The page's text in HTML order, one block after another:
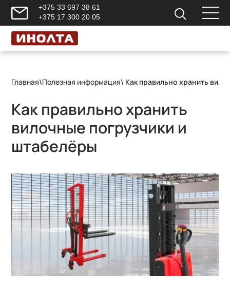
+375 33 697 38 61
+375 17 300 20 05
Главная\Полезная информация\ Как правильно хранить
Как правильно хранить
вилочные погрузчики и
штабелёры